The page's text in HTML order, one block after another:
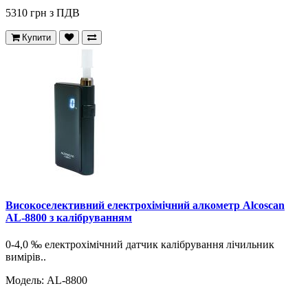
5310 грн з ПДВ
Купити
Високоселективний електрохімічний алкометр Alcoscan
AL-8800 з калібруванням
0-4,0 ‰ електрохімічний датчик калібрування лічильник
вимірів..
Модель: AL-8800